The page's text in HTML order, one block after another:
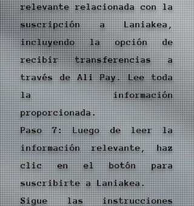
relevante relacionada con la
suscripción a Laniakea,
incluyendo la opción de
recibir transferencias a
través de Ali Pay. Lee toda
la información
proporcionada.
Paso 7: Luego de leer la
información relevante, haz
clic en el botón para
suscribirte a Laniakea.
Sigue las instrucciones